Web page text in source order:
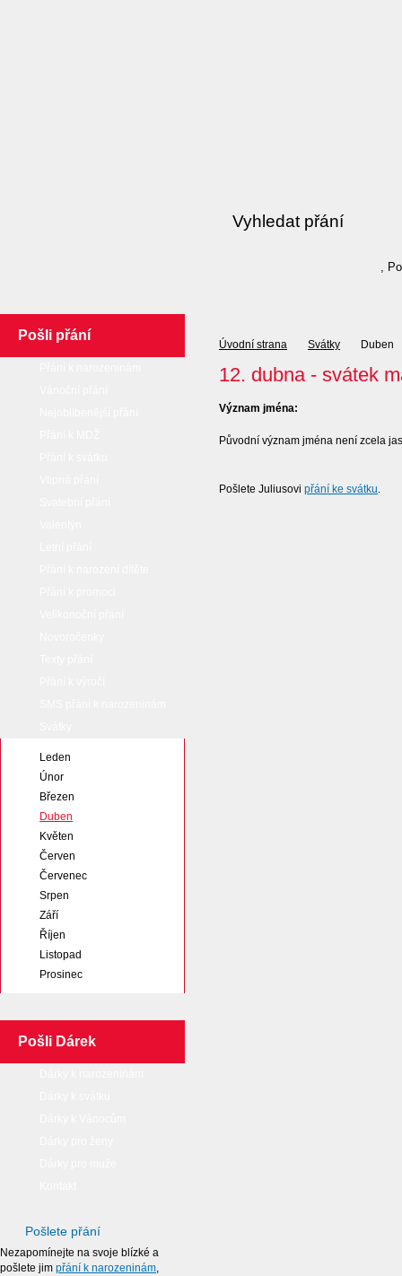
Úvodní strana Svátky Duben
12. dubna - svátek
Význam jména:
Původní význam jména není zcela
Pošlete Juliusovi přání ke svátku.
Pošli přání
Leden
Únor
Březen
Duben
Květen
Červen
Červenec
Srpen
Září
Říjen
Listopad
Prosinec
Pošli Dárek
Pošlete přání
Nezapomínejte na svoje blízké a
pošlete jim přání k narozeninám,
,